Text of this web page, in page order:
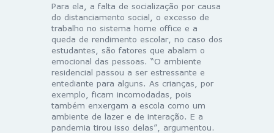
Para ela, a falta de socialização por causa
do distanciamento social, o excesso de
trabalho no sistema home office e a
queda de rendimento escolar, no caso dos
estudantes, são fatores que abalam o
emocional das pessoas. “O ambiente
residencial passou a ser estressante e
entediante para alguns. As crianças, por
exemplo, ficam incomodadas, pois
também enxergam a escola como um
ambiente de lazer e de interação. E a
pandemia tirou isso delas”, argumentou.